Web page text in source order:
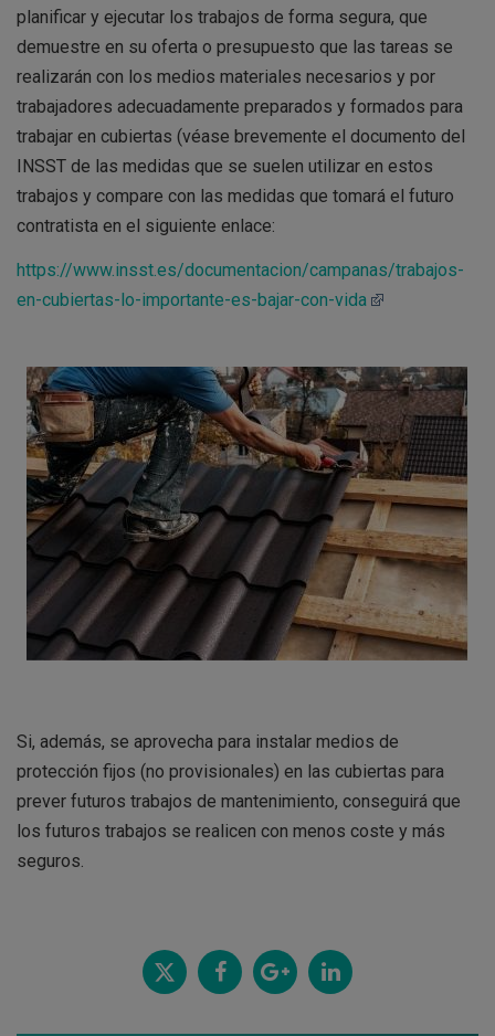
planificar y ejecutar los trabajos de forma segura, que
demuestre en su oferta o presupuesto que las tareas se
realizarán con los medios materiales necesarios y por
trabajadores adecuadamente preparados y formados para
trabajar en cubiertas (véase brevemente el documento del
INSST de las medidas que se suelen utilizar en estos
trabajos y compare con las medidas que tomará el futuro
contratista en el siguiente enlace:
https://www.insst.es/documentacion/campanas/trabajos-
en-cubiertas-lo-importante-es-bajar-con-vida
Si, además, se aprovecha para instalar medios de
protección fijos (no provisionales) en las cubiertas para
prever futuros trabajos de mantenimiento, conseguirá que
los futuros trabajos se realicen con menos coste y más
seguros.